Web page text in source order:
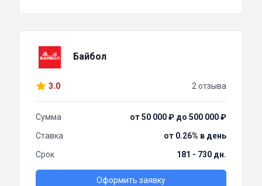
Байбол
3.0 2 отзыва
Сумма
от 50 000 ₽ до 500 000 ₽
Ставка
от 0.26% в день
Срок
181 - 730 дн.
Оформить заявку